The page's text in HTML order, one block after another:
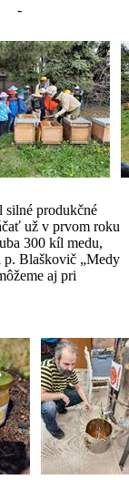
-
silné produkčné
už v prvom roku
300 kíl medu,
p. Blaškovič „Medy
aj pri